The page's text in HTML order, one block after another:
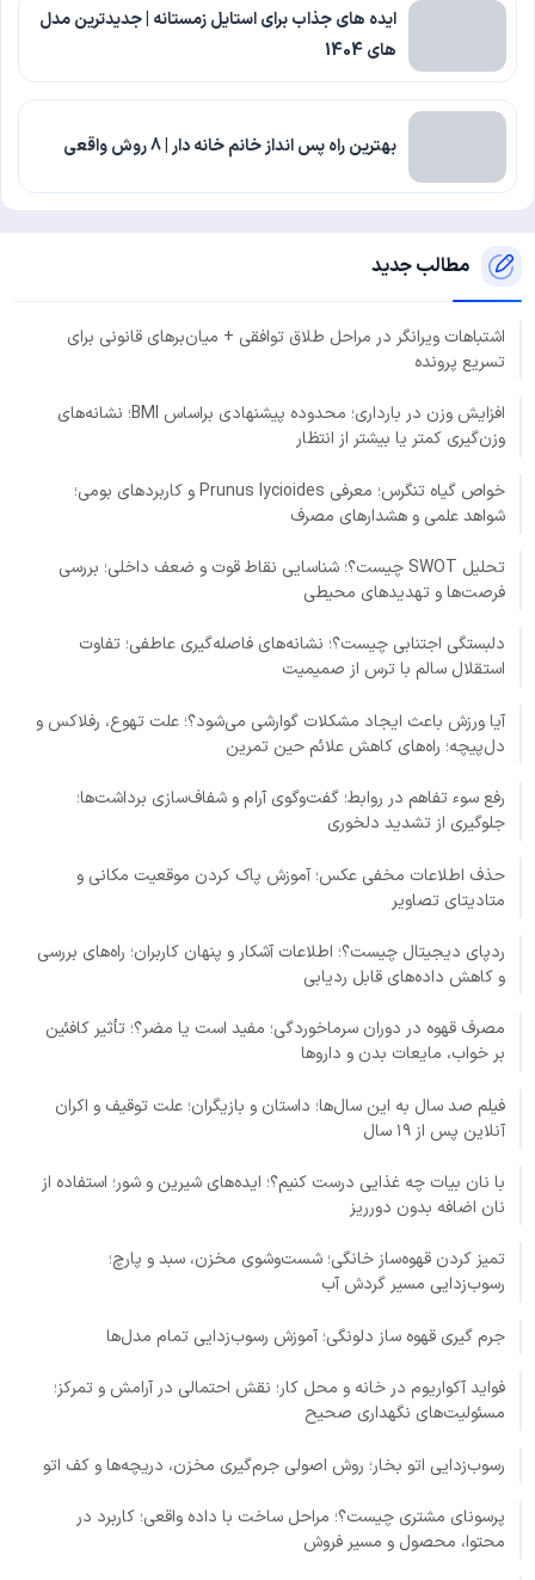
ایده های جذاب برای استایل زمستانه | جدیدترین مدل
های 1404
بهترین راه پس انداز خانم خانه دار | 8 روش واقعی
مطالب جدید
اشتباهات ویرانگر در مراحل طلاق توافقی + میان‌برهای قانونی برای
تسریع پرونده
افزایش وزن در بارداری؛ محدوده پیشنهادی براساس BMI؛ نشانه‌های
وزن‌گیری کمتر یا بیشتر از انتظار
خواص گیاه تنگرس؛ معرفی Prunus lycioides و کاربردهای بومی؛
شواهد علمی و هشدارهای مصرف
تحلیل SWOT چیست؟؛ شناسایی نقاط قوت و ضعف داخلی؛ بررسی
فرصت‌ها و تهدیدهای محیطی
دلبستگی اجتنابی چیست؟؛ نشانه‌های فاصله‌گیری عاطفی؛ تفاوت
استقلال سالم با ترس از صمیمیت
آیا ورزش باعث ایجاد مشکلات گوارشی می‌شود؟؛ علت تهوع، رفلاکس و
دل‌پیچه؛ راه‌های کاهش علائم حین تمرین
رفع سوء تفاهم در روابط؛ گفت‌وگوی آرام و شفاف‌سازی برداشت‌ها؛
جلوگیری از تشدید دلخوری
حذف اطلاعات مخفی عکس؛ آموزش پاک کردن موقعیت مکانی و
متادیتای تصاویر
ردپای دیجیتال چیست؟؛ اطلاعات آشکار و پنهان کاربران؛ راه‌های بررسی
و کاهش داده‌های قابل ردیابی
مصرف قهوه در دوران سرماخوردگی؛ مفید است یا مضر؟؛ تأثیر کافئین
بر خواب، مایعات بدن و داروها
فیلم صد سال به این سال‌ها؛ داستان و بازیگران؛ علت توقیف و اکران
آنلاین پس از ۱۹ سال
با نان بیات چه غذایی درست کنیم؟؛ ایده‌های شیرین و شور؛ استفاده از
نان اضافه بدون دورریز
تمیز کردن قهوه‌ساز خانگی؛ شست‌وشوی مخزن، سبد و پارچ؛
رسوب‌زدایی مسیر گردش آب
جرم گیری قهوه ساز دلونگی؛ آموزش رسوب‌زدایی تمام مدل‌ها
فواید آکواریوم در خانه و محل کار؛ نقش احتمالی در آرامش و تمرکز؛
مسئولیت‌های نگهداری صحیح
رسوب‌زدایی اتو بخار؛ روش اصولی جرم‌گیری مخزن، دریچه‌ها و کف اتو
پرسونای مشتری چیست؟؛ مراحل ساخت با داده واقعی؛ کاربرد در
محتوا، محصول و مسیر فروش